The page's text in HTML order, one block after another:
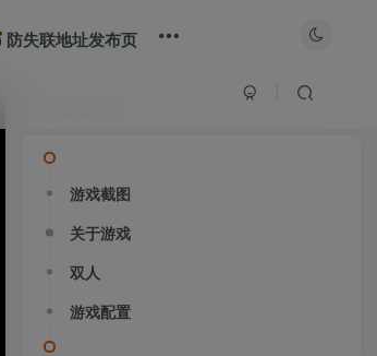
防失联地址发布页
游戏截图
关于游戏
双人
游戏配置
大部分游戏解压安装问题可通过网站首页运行教程排查解决
全站资源解压密码：sygu.cc